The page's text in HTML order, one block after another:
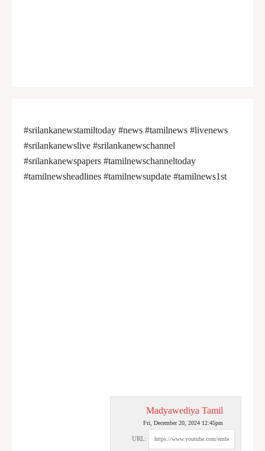
#srilankanewstamiltoday #news #tamilnews #livenews
#srilankanewslive #srilankanewschannel
#srilankanewspapers #tamilnewschanneltoday
#tamilnewsheadlines #tamilnewsupdate #tamilnews1st
Madyawediya Tamil
Fri, December 20, 2024 12:45pm
URL: